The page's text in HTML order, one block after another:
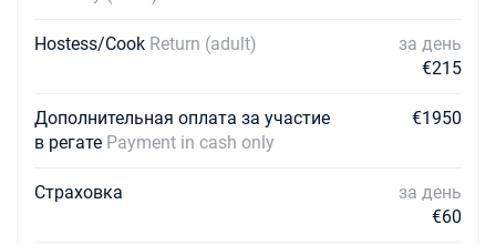
20/03/2027 - 27/03/2027
Забронировать
€4689
Забронировать
€4455
€4023
Hostess/Cook Return (adult)
за день
€215
Дополнительная оплата за участие
в регате Payment in cash only
€1950
Страховка
за день
€60